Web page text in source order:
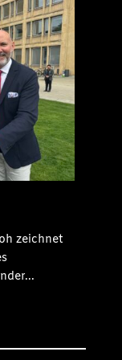
zeichnet